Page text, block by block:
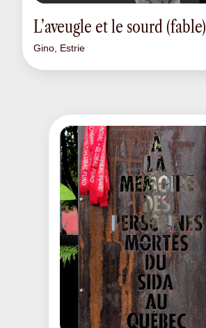
L’aveugle et le sourd (fable)
Gino, Estrie